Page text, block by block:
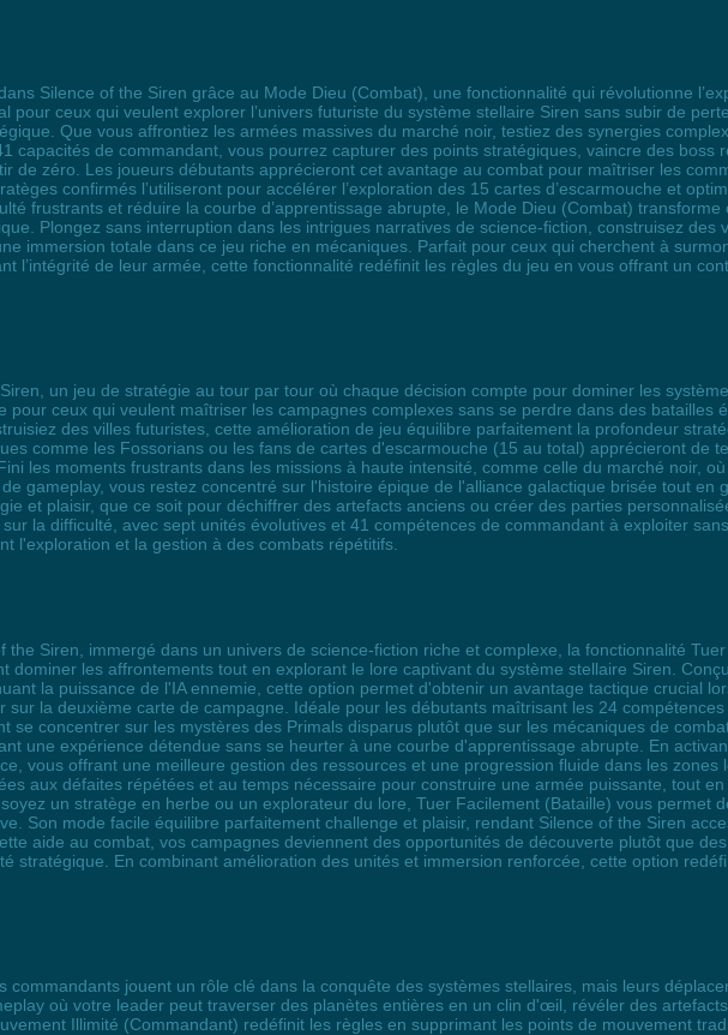
Silence of the Siren grâce au Mode Dieu (Combat), une fonctionnalité qui révolutionne
pour ceux qui veulent explorer l’univers futuriste du système stellaire Siren sans subir de
Que vous affrontiez les armées massives du marché noir, testiez des synergies
capacités de commandant, vous pourrez capturer des points stratégiques, vaincre des boss
de zéro. Les joueurs débutants apprécieront cet avantage au combat pour maîtriser les
confirmés l’utiliseront pour accélérer l’exploration des 15 cartes d’escarmouche et
frustrants et réduire la courbe d’apprentissage abrupte, le Mode Dieu (Combat)
Plongez sans interruption dans les intrigues narratives de science-fiction, construisez des
immersion totale dans ce jeu riche en mécaniques. Parfait pour ceux qui cherchent à
l’intégrité de leur armée, cette fonctionnalité redéfinit les règles du jeu en vous offrant un
un jeu de stratégie au tour par tour où chaque décision compte pour dominer les
pour ceux qui veulent maîtriser les campagnes complexes sans se perdre dans des batailles
des villes futuristes, cette amélioration de jeu équilibre parfaitement la profondeur
comme les Fossorians ou les fans de cartes d'escarmouche (15 au total) apprécieront de
les moments frustrants dans les missions à haute intensité, comme celle du marché noir,
gameplay, vous restez concentré sur l'histoire épique de l'alliance galactique brisée tout en
et plaisir, que ce soit pour déchiffrer des artefacts anciens ou créer des parties
la difficulté, avec sept unités évolutives et 41 compétences de commandant à exploiter
l'exploration et la gestion à des combats répétitifs.
Siren, immergé dans un univers de science-fiction riche et complexe, la fonctionnalité
dominer les affrontements tout en explorant le lore captivant du système stellaire Siren.
la puissance de l'IA ennemie, cette option permet d'obtenir un avantage tactique crucial
la deuxième carte de campagne. Idéale pour les débutants maîtrisant les 24
se concentrer sur les mystères des Primals disparus plutôt que sur les mécaniques de
une expérience détendue sans se heurter à une courbe d'apprentissage abrupte. En
vous offrant une meilleure gestion des ressources et une progression fluide dans les zones
aux défaites répétées et au temps nécessaire pour construire une armée puissante, tout
un stratège en herbe ou un explorateur du lore, Tuer Facilement (Bataille) vous permet
Son mode facile équilibre parfaitement challenge et plaisir, rendant Silence of the Siren
aide au combat, vos campagnes deviennent des opportunités de découverte plutôt que
stratégique. En combinant amélioration des unités et immersion renforcée, cette option
commandants jouent un rôle clé dans la conquête des systèmes stellaires, mais leurs
où votre leader peut traverser des planètes entières en un clin d'œil, révéler des
Illimité (Commandant) redéfinit les règles en supprimant les points de mouvement